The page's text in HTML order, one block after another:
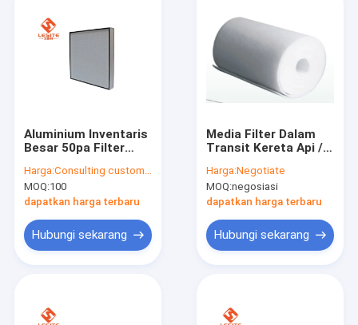
Produk
Aluminium Inventaris
Besar 50pa Filter
Harga:Consulting customer service
MOQ:100
dapatkan harga terbaru
Hubungi sekarang
Media Filter Dalam
Transit Kereta Api /
Tahan Korosi Tahan
Suhu Tinggi
Harga:Negotiate
MOQ:negosiasi
dapatkan harga terbaru
Hubungi sekarang